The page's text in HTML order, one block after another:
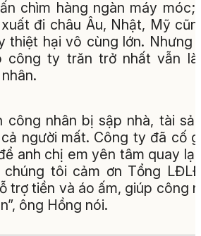
chìm hàng ngàn máy móc;
đi châu Âu, Nhật, Mỹ
thiệt hại vô cùng lớn. Nhưng
công ty trăn trở nhất vẫn
công nhân bị sập nhà, tài
người mất. Công ty đã cố
anh chị em yên tâm quay lại
tôi cảm ơn Tổng
trợ tiền và áo ấm, giúp công
ông Hồng nói.